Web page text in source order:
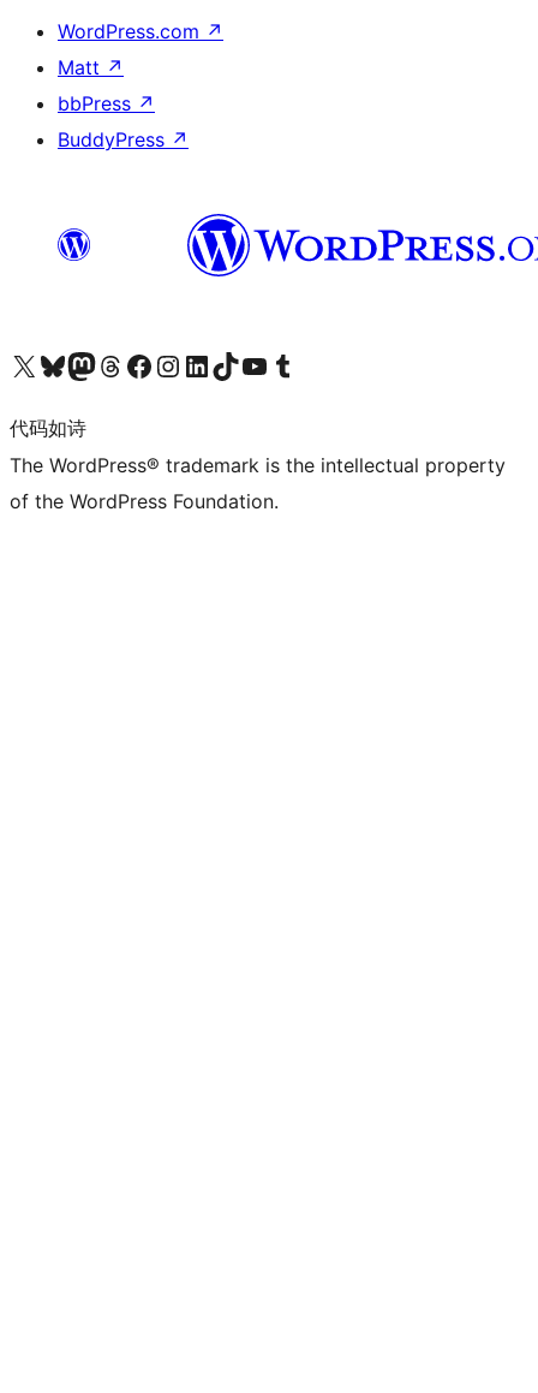
WordPress.com ↗
Matt ↗
bbPress ↗
BuddyPress ↗
关注我们的 X（原 Twitter）账号访问我们的 Bluesky 账号关注我们的 Mastodon 账号访问我们的 Threads 账号 访问我们的 Facebook 公共主页关注我们的 Instagram 账号 关注我们的 LinkedIn 主页访问我们的 TikTok 账号访问我们的 YouTube 频道 访问我们的 Tumblr 账号
代码如诗
The WordPress® trademark is the intellectual property
of the WordPress Foundation.